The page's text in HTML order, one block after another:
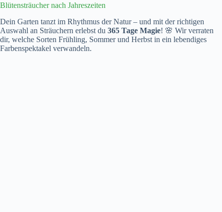
Blütensträucher nach Jahreszeiten
Dein Garten tanzt im Rhythmus der Natur – und mit der richtigen
Auswahl an Sträuchern erlebst du 365 Tage Magie! 🌸 Wir verraten
dir, welche Sorten Frühling, Sommer und Herbst in ein lebendiges
Farbenspektakel verwandeln.